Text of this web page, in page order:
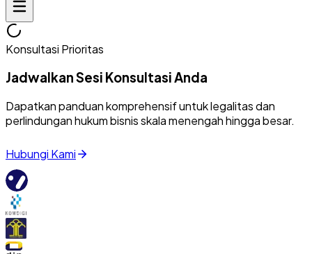
Konsultasi Prioritas
Jadwalkan Sesi Konsultasi Anda
Dapatkan panduan komprehensif untuk legalitas dan
perlindungan hukum bisnis skala menengah hingga besar.
Hubungi Kami